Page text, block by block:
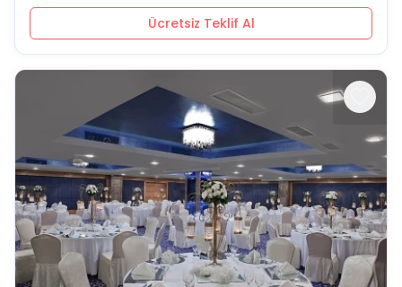
Ücretsiz Teklif Al